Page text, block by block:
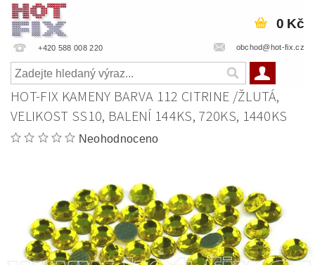
+420 588 008 220 obchod@hot-fix.cz
0 Kč
HOT-FIX KAMENY BARVA 112 CITRINE /ŽLUTÁ,
VELIKOST SS10, BALENÍ 144KS, 720KS, 1440KS
Neohodnoceno